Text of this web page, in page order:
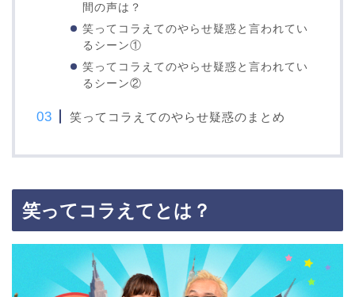
間の声は？
笑ってコラえてのやらせ疑惑と言われてい
るシーン①
笑ってコラえてのやらせ疑惑と言われてい
るシーン②
笑ってコラえてのやらせ疑惑のまとめ
笑ってコラえてとは？